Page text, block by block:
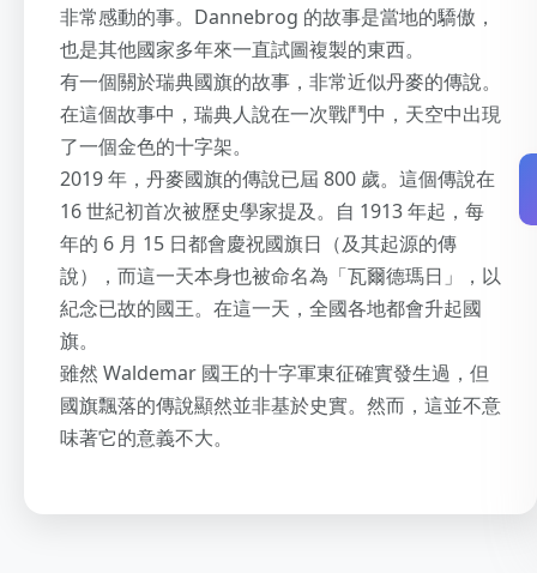
非常感動的事。Dannebrog 的故事是當地的驕傲，
也是其他國家多年來一直試圖複製的東西。
有一個關於瑞典國旗的故事，非常近似丹麥的傳說。
在這個故事中，瑞典人說在一次戰鬥中，天空中出現
了一個金色的十字架。
2019 年，丹麥國旗的傳說已屆 800 歲。這個傳說在
16 世紀初首次被歷史學家提及。自 1913 年起，每
年的 6 月 15 日都會慶祝國旗日（及其起源的傳
說），而這一天本身也被命名為「瓦爾德瑪日」，以
紀念已故的國王。在這一天，全國各地都會升起國
旗。
雖然 Waldemar 國王的十字軍東征確實發生過，但
國旗飄落的傳說顯然並非基於史實。然而，這並不意
味著它的意義不大。